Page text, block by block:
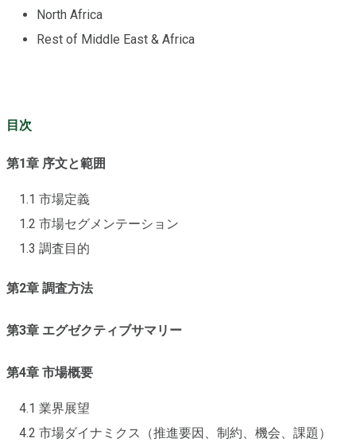
North Africa
Rest of Middle East & Africa
目次
第1章 序文と範囲
1.1 市場定義
1.2 市場セグメンテーション
1.3 調査目的
第2章 調査方法
第3章 エグゼクティブサマリー
第4章 市場概要
4.1 業界展望
4.2 市場ダイナミクス（推進要因、制約、機会、課題）